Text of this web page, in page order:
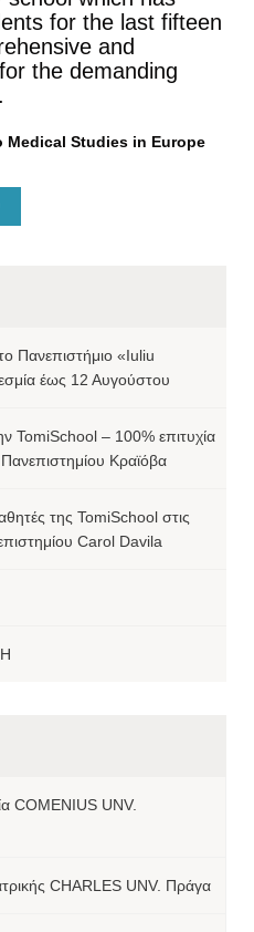
for the last fifteen
and
the demanding
Medical Studies in Europe
Πανεπιστήμιο «Iuliu
έως 12 Αυγούστου
TomiSchool – 100% επιτυχία
Πανεπιστημίου Κραϊόβα
της TomiSchool στις
Carol Davila
COMENIUS UNV.
CHARLES UNV. Πράγα